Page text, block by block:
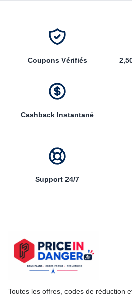
Coupons Vérifiés
Cashback Instantané
Support 24/7
Toutes les offres, codes de réduction